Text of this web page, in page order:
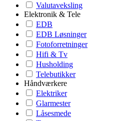
Valutaveksling
Elektronik & Tele
EDB
EDB Løsninger
Fotoforretninger
Hifi & Tv
Husholding
Telebutikker
Håndværkere
Elektriker
Glarmester
Låsesmede